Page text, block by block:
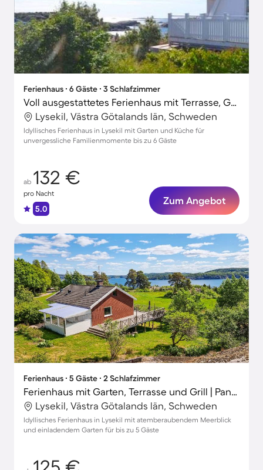
Ferienhaus ∙ 6 Gäste ∙ 3 Schlafzimmer
Voll ausgestattetes Ferienhaus mit Terrasse, Garten und Grill
Lysekil, Västra Götalands län, Schweden
Idyllisches Ferienhaus in Lysekil mit Garten und Küche für
unvergessliche Familienmomente bis zu 6 Gäste
ab 132 €
pro Nacht
5.0
Zum Angebot
Ferienhaus ∙ 5 Gäste ∙ 2 Schlafzimmer
Ferienhaus mit Garten, Terrasse und Grill | Panoramablick
Lysekil, Västra Götalands län, Schweden
Idyllisches Ferienhaus in Lysekil mit atemberaubendem Meerblick
und einladendem Garten für bis zu 5 Gäste